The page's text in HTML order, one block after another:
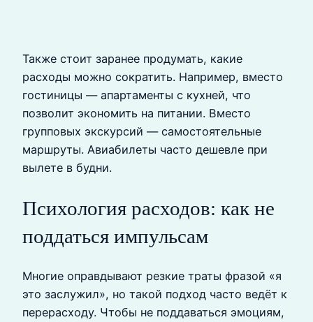
Также стоит заранее продумать, какие
расходы можно сократить. Например, вместо
гостиницы — апартаменты с кухней, что
позволит экономить на питании. Вместо
групповых экскурсий — самостоятельные
маршруты. Авиабилеты часто дешевле при
вылете в будни.
Психология расходов: как не
поддаться импульсам
Многие оправдывают резкие траты фразой «я
это заслужил», но такой подход часто ведёт к
перерасходу. Чтобы не поддаваться эмоциям,